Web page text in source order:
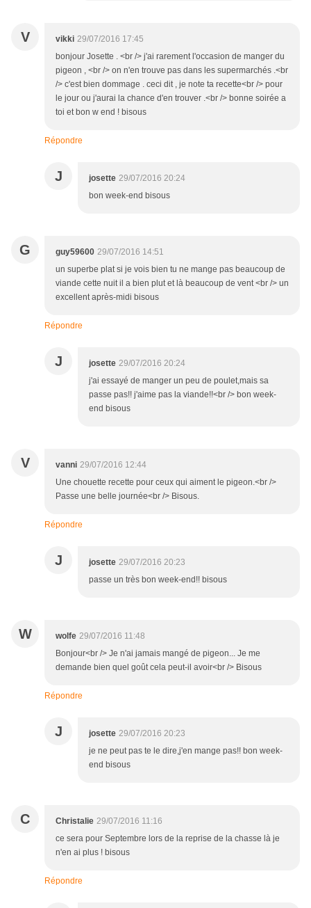
V vikki 29/07/2016 17:45
bonjour Josette . <br /> j'ai rarement l'occasion de manger du
pigeon , <br /> on n'en trouve pas dans les supermarchés .<br
/> c'est bien dommage . ceci dit , je note ta recette<br /> pour
le jour ou j'aurai la chance d'en trouver .<br /> bonne soirée a
toi et bon w end ! bisous
Répondre
J josette 29/07/2016 20:24
bon week-end bisous
G guy59600 29/07/2016 14:51
un superbe plat si je vois bien tu ne mange pas beaucoup de
viande cette nuit il a bien plut et là beaucoup de vent <br /> un
excellent après-midi bisous
Répondre
J josette 29/07/2016 20:24
j'ai essayé de manger un peu de poulet,mais sa
passe pas!! j'aime pas la viande!!<br /> bon week-
end bisous
V vanni 29/07/2016 12:44
Une chouette recette pour ceux qui aiment le pigeon.<br />
Passe une belle journée<br /> Bisous.
Répondre
J josette 29/07/2016 20:23
passe un très bon week-end!! bisous
W wolfe 29/07/2016 11:48
Bonjour<br /> Je n'ai jamais mangé de pigeon... Je me
demande bien quel goût cela peut-il avoir<br /> Bisous
Répondre
J josette 29/07/2016 20:23
je ne peut pas te le dire,j'en mange pas!! bon week-
end bisous
C Christalie 29/07/2016 11:16
ce sera pour Septembre lors de la reprise de la chasse là je
n'en ai plus ! bisous
Répondre